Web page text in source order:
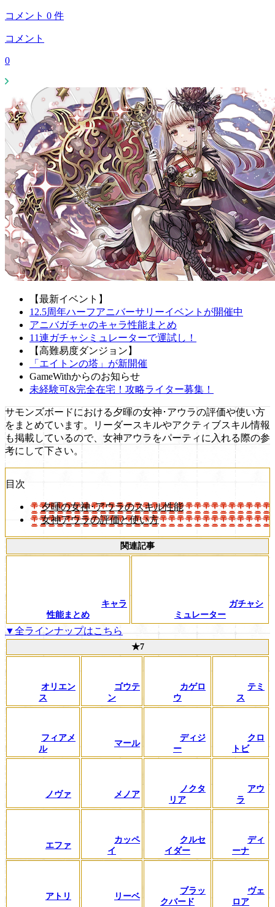
コメント 0 件
コメント
0
【最新イベント】
12.5周年ハーフアニバーサリーイベントが開催中
アニバガチャのキャラ性能まとめ
11連ガチャシミュレーターで運試し！
【高難易度ダンジョン】
「エイトンの塔」が新開催
GameWithからのお知らせ
未経験可&完全在宅！攻略ライター募集！
サモンズボードにおける夕暉の女神･アウラの評価や使い方
をまとめています。リーダースキルやアクティブスキル情報
も掲載しているので、女神アウラをパーティに入れる際の参
考にして下さい。
目次
夕暉の女神･アウラのスキル性能
女神アウラの評価と使い方
関連記事
キャラ
性能まとめ
ガチャシ
ミュレーター
▼全ラインナップはこちら
★7
オリエン
ス
ゴウテ
ン
カゲロ
ウ
テミ
ス
フィアメ
ル
マール
ディジ
ー
クロ
トビ
ノヴァ メノア
ノクタ
リア
アウ
ラ
エファ
カッペ
イ
クルセ
イダー
ディ
ーナ
アトリ リーベ
ブラッ
クバード
ヴェ
ロア